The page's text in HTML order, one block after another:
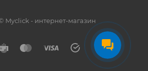
Myclick - интернет-магазин